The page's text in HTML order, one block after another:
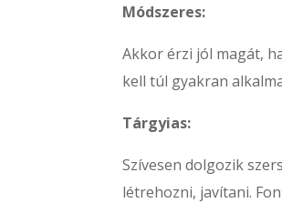
Módszeres:
Akkor érzi jól magát,
kell túl gyakran
Tárgyias:
Szívesen dolgozik
létrehozni, javítani.